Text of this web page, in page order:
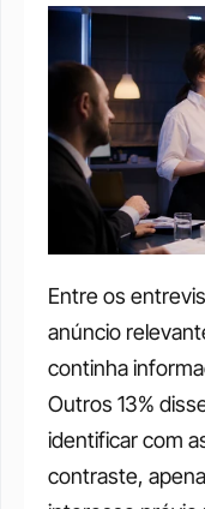
Entre os
anúncio
continha
Outros 13%
identificar com
contraste,